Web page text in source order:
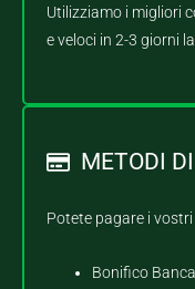
Utilizziamo i migliori
e veloci in 2-3 giorni
METODI
Potete pagare i
Bonifico